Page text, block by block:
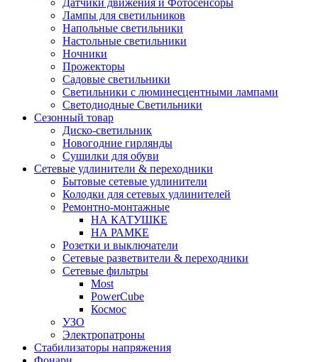
Датчики движения и Фотосенсоры
Лампы для светильников
Напольные светильники
Настольные светильники
Ночники
Прожекторы
Садовые светильники
Светильники с люминесцентными лампами
Светодиодные Светильники
Сезонный товар
Диско-светильник
Новогодние гирлянды
Сушилки для обуви
Сетевые удлинители & переходники
Бытовые сетевые удлинители
Колодки для сетевых удлинителей
Ремонтно-монтажные
НА КАТУШКЕ
НА РАМКЕ
Розетки и выключатели
Сетевые разветвители & переходники
Сетевые фильтры
Most
PowerCube
Космос
УЗО
Электропатроны
Стабилизаторы напряжения